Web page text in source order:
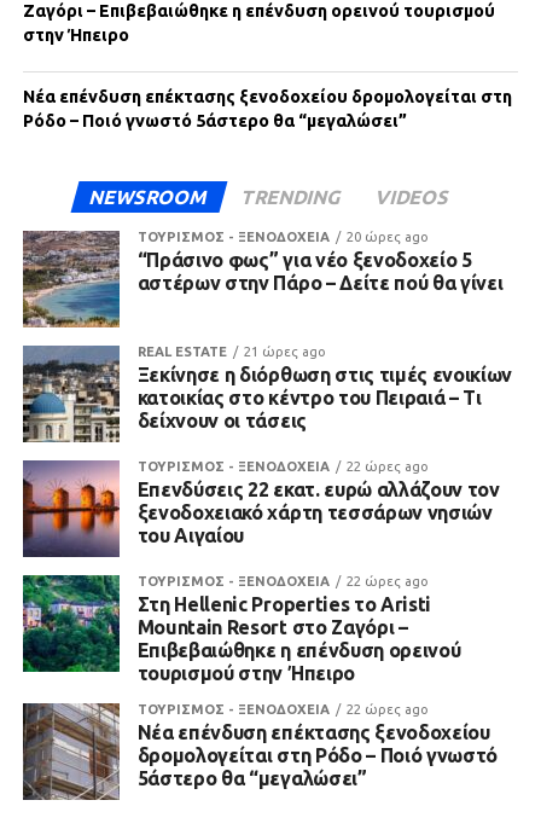
Ζαγόρι – Επιβεβαιώθηκε η επένδυση ορεινού τουρισμού
στην Ήπειρο
Νέα επένδυση επέκτασης ξενοδοχείου δρομολογείται στη
Ρόδο – Ποιό γνωστό 5άστερο θα “μεγαλώσει”
NEWSROOM TRENDING VIDEOS
ΤΟΥΡΙΣΜΟΣ - ΞΕΝΟΔΟΧΕΙΑ 20 ώρες ago
“Πράσινο φως” για νέο ξενοδοχείο 5
αστέρων στην Πάρο – Δείτε πού θα γίνει
REAL ESTATE 21 ώρες ago
Ξεκίνησε η διόρθωση στις τιμές ενοικίων
κατοικίας στο κέντρο του Πειραιά – Τι
δείχνουν οι τάσεις
ΤΟΥΡΙΣΜΟΣ - ΞΕΝΟΔΟΧΕΙΑ 22 ώρες ago
Επενδύσεις 22 εκατ. ευρώ αλλάζουν τον
ξενοδοχειακό χάρτη τεσσάρων νησιών
του Αιγαίου
ΤΟΥΡΙΣΜΟΣ - ΞΕΝΟΔΟΧΕΙΑ 22 ώρες ago
Στη Hellenic Properties το Aristi
Mountain Resort στο Ζαγόρι –
Επιβεβαιώθηκε η επένδυση ορεινού
τουρισμού στην Ήπειρο
ΤΟΥΡΙΣΜΟΣ - ΞΕΝΟΔΟΧΕΙΑ 22 ώρες ago
Νέα επένδυση επέκτασης ξενοδοχείου
δρομολογείται στη Ρόδο – Ποιό γνωστό
5άστερο θα “μεγαλώσει”